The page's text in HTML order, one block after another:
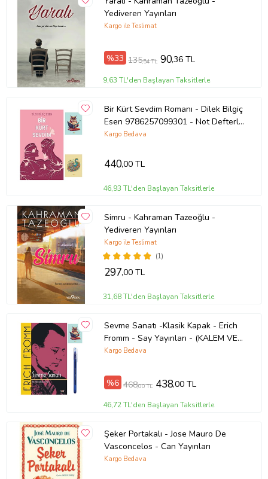
Yediveren Yayınları
Kargo ile Teslimat
%33 135,54 TL 90,36 TL
9,63 TL'den Başlayan Taksitlerle
Bir Kürt Sevdim Romanı - Dilek Bilgiç
Esen 9786257099301 - Not Defterli
Seti (Renksiz)
Kargo Bedava
440,00 TL
46,93 TL'den Başlayan Taksitlerle
Simru - Kahraman Tazeoğlu -
Yediveren Yayınları
(1)
Kargo ile Teslimat
297,00 TL
31,68 TL'den Başlayan Taksitlerle
Sevme Sanatı -Klasik Kapak - Erich
Fromm - Say Yayınları - (KALEM VE
NOT DEFTERLİ) (Renksiz)
Kargo Bedava
%6 468,00 TL 438,00 TL
46,72 TL'den Başlayan Taksitlerle
Şeker Portakalı - Jose Mauro De
Vasconcelos - Can Yayınları
Kargo Bedava